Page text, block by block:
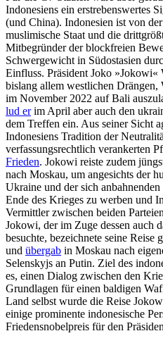
Indonesiens ein erstre­benswertes
(und China). Indonesien ist von
muslimische Staat und die
Mitbegründer der blockfreien
Schwergewicht in Südostasien
Einfluss. Präsident Joko »Jokowi«
bislang allem westlichen
im November 2022 auf Bali
lud erim April aber auch den
dem Treffen ein. Aus seiner Sicht
Indonesiens Tradition der
verfassungsrechtlich verankerten
Frieden. Jokowi reiste zudem
nach Moskau, um an­gesichts der
Ukraine und der sich
Ende des Krie­ges zu werben und
Vermittler zwischen beiden
Jokowi, der im Zuge dessen auch
besuchte, bezeichnete seine Reise
und übergab in Moskau nach
Selenskyjs an Putin. Ziel des
es, einen Dialog zwischen den
Grundlagen für einen bal­digen
Land selbst wurde die Reise
einige prominente indonesische
Friedensnobelpreis für den